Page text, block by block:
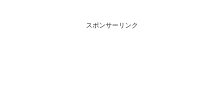
スポンサーリンク